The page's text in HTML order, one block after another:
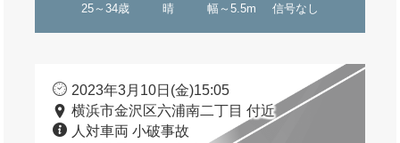
25～34歳 晴 幅～5.5m 信号なし
2023年3月10日(金)15:05
横浜市金沢区六浦南二丁目 付近
人対車両 小破事故